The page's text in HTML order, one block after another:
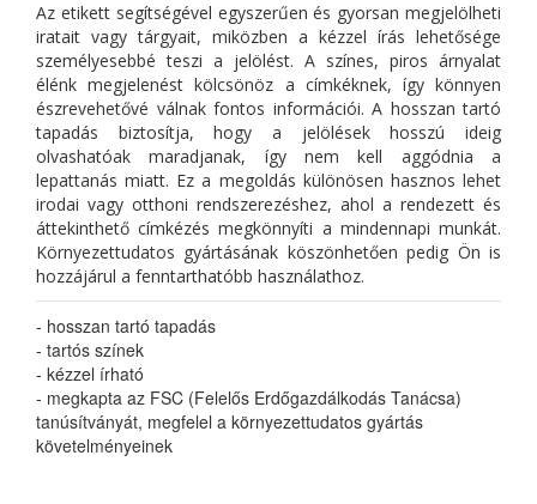
Az etikett segítségével egyszerűen és gyorsan megjelölheti
iratait vagy tárgyait, miközben a kézzel írás lehetősége
személyesebbé teszi a jelölést. A színes, piros árnyalat
élénk megjelenést kölcsönöz a címkéknek, így könnyen
észrevehetővé válnak fontos információi. A hosszan tartó
tapadás biztosítja, hogy a jelölések hosszú ideig
olvashatóak maradjanak, így nem kell aggódnia a
lepattanás miatt. Ez a megoldás különösen hasznos lehet
irodai vagy otthoni rendszerezéshez, ahol a rendezett és
áttekinthető címkézés megkönnyíti a mindennapi munkát.
Környezettudatos gyártásának köszönhetően pedig Ön is
hozzájárul a fenntarthatóbb használathoz.
- hosszan tartó tapadás
- tartós színek
- kézzel írható
- megkapta az FSC (Felelős Erdőgazdálkodás Tanácsa)
tanúsítványát, megfelel a környezettudatos gyártás
követelményeinek